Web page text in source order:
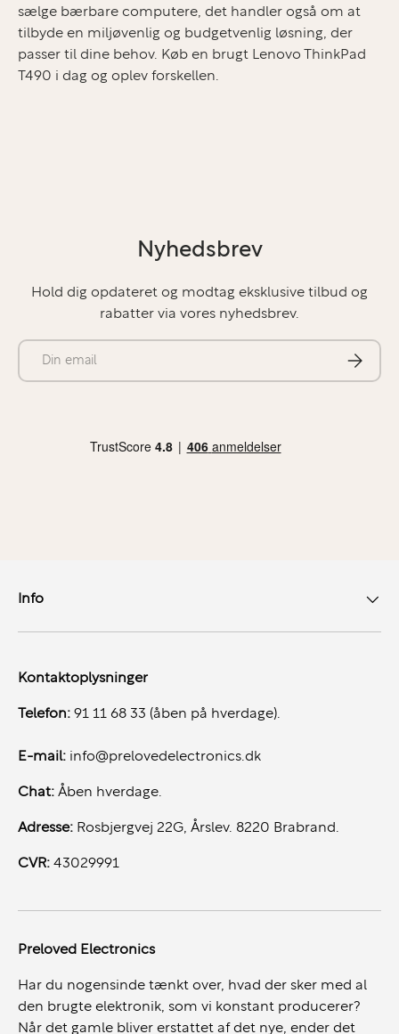
sælge bærbare computere, det handler også om at
tilbyde en miljøvenlig og budgetvenlig løsning, der
passer til dine behov. Køb en brugt Lenovo ThinkPad
T490 i dag og oplev forskellen.
Nyhedsbrev
Hold dig opdateret og modtag eksklusive tilbud og
rabatter via vores nyhedsbrev.
E-mail
Abonner
Info
Kontaktoplysninger
Telefon: 91 11 68 33 (åben på hverdage).
E-mail: info@prelovedelectronics.dk
Chat: Åben hverdage.
Adresse: Rosbjergvej 22G, Årslev. 8220 Brabrand.
CVR: 43029991
Preloved Electronics
Har du nogensinde tænkt over, hvad der sker med al
den brugte elektronik, som vi konstant producerer?
Når det gamle bliver erstattet af det nye, ender det